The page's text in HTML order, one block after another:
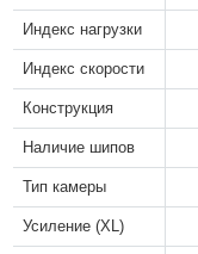
Индекс нагрузки
Индекс скорости
Конструкция
Наличие шипов
Тип камеры
Усиление (XL)